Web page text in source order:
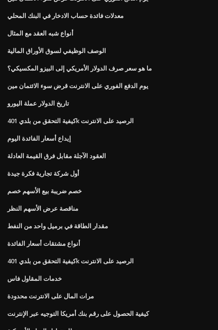
معدلات فائدة حساب الادخار في البنك المحلي
أنواع شبه العقد مع المثال
الوصف الوظيفي لسوق الأوراق المالية
ما هو سعر صرف الدولار الأمريكي إلى البيزو المكسيكي؟
يوم الدفع الفوري على الانترنت قرض سوء الائتمان مين
تاريخ الدولار عملة اليورو
كيفية التحقق من بلدي 401k الرصيد على الانترنت
إيداع أسعار الفائدة اليوم
العقود الآجلة مقابل فرق القيمة العادلة
أول شركة تجارية فكرة جيدة
خصم ضريبة بيع الأسهم خصم
مناقصة عرض الأسهم النظر
مقدار الطاقة في برميل واحد من النفط
أنواع مشتقات أسعار الفائدة
كيفية التحقق من بلدي 401k الرصيد على الانترنت
خدمات المقاول فاس
مرات المال على الانترنت محدودة
كيفية الحصول على رقم بنك أمريكا التوجيه عبر الإنترنت